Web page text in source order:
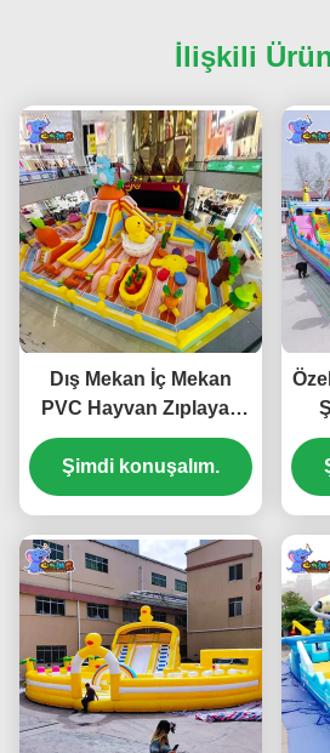
İlişkili
Dış Mekan İç Mekan
PVC Hayvan Zıplayan
Şişme Zıplama Kalesi
Kaydıraklı
Şimdi konuşalım.